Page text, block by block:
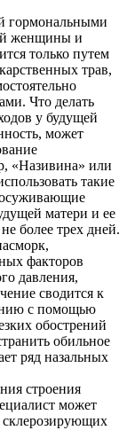
гормональными
женщины и
только путем
трав,
Что делать
у будущей
может
«Називина» или
такие
матери и ее
более трех дней.
факторов
давления,
сводится к
с помощью
обострений
обильное
ряд назальных
строения
может
склерозирующих